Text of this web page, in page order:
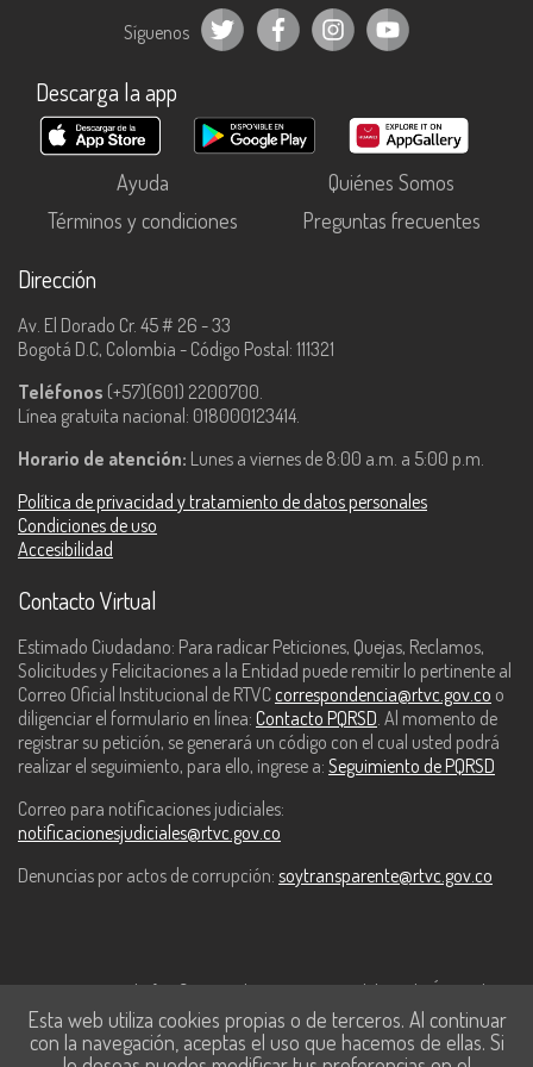
Síguenos
Descarga la app
Ayuda
Quiénes Somos
Términos y condiciones
Preguntas frecuentes
Dirección
Av. El Dorado Cr. 45 # 26 - 33
Bogotá D.C, Colombia - Código Postal: 111321
Teléfonos (+57)(601) 2200700.
Línea gratuita nacional: 018000123414.
Horario de atención: Lunes a viernes de 8:00 a.m. a 5:00 p.m.
Política de privacidad y tratamiento de datos personales
Condiciones de uso
Accesibilidad
Contacto Virtual
Estimado Ciudadano: Para radicar Peticiones, Quejas, Reclamos,
Solicitudes y Felicitaciones a la Entidad puede remitir lo pertinente al
Correo Oficial Institucional de RTVC correspondencia@rtvc.gov.co o
diligenciar el formulario en línea: Contacto PQRSD. Al momento de
registrar su petición, se generará un código con el cual usted podrá
realizar el seguimiento, para ello, ingrese a: Seguimiento de PQRSD
Correo para notificaciones judiciales:
notificacionesjudiciales@rtvc.gov.co
Denuncias por actos de corrupción: soytransparente@rtvc.gov.co
Este contenido fue financiado con recursos del Fondo Único de
Tecnologías de la Información y las Comunicaciones de MinTic.
Esta web utiliza cookies propias o de terceros. Al continuar
con la navegación, aceptas el uso que hacemos de ellas. Si